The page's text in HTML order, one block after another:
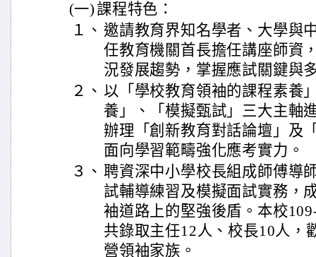
(一)課程特色：
１、 邀請教育界知名學者、大學與
任教育機關首長擔任講座師資
況發展趨勢，掌握應試關鍵與
２、 以「學校教育領袖的課程素養
養」、「模擬甄試」三大主軸
辦理「創新教育對話論壇」及
面向學習範疇強化應考實力。
３、 聘資深中小學校長組成師傅導
試輔導練習及模擬面試實務，
袖道路上的堅強後盾。本校
共錄取主任12人、校長10人，
營領袖家族。